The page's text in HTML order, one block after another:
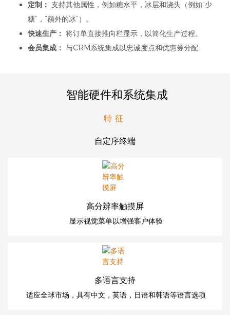
定制： 支持其他属性，例如糖水平，冰层和浇头（例如“少
糖”，“额外的冰”）。
快速生产： 将订单直接推向栏显示，以简化生产过程。
会员集成： 与CRM系统集成以忠诚度点和优惠券分配
智能硬件和系统集成
特征
自定序终端
高分辨率触摸屏
显示视觉菜单以增强客户体验
多语言支持
适应全球市场，具有中文，英语，日语和韩语等语言选项